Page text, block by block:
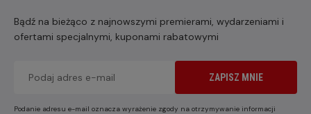
Bądź na bieżąco z najnowszymi premierami, wydarzeniami i
ofertami specjalnymi, kuponami rabatowymi
ZAPISZ MNIE
Podanie adresu e-mail oznacza wyrażenie zgody na otrzymywanie informacji